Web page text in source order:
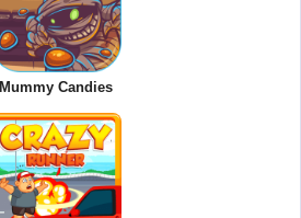
Mummy Candies